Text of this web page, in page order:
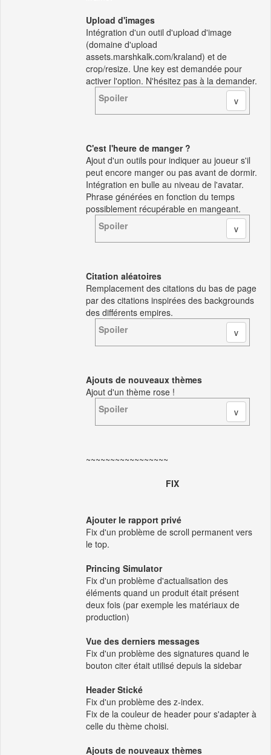
Upload d'images
Intégration d'un outil d'upload d'image
(domaine d'upload
assets.marshkalk.com/kraland) et de
crop/resize. Une key est demandée pour
activer l'option. N'hésitez pas à la demander.
Spoiler
C'est l'heure de manger ?
Ajout d'un outils pour indiquer au joueur s'il
peut encore manger ou pas avant de dormir.
Intégration en bulle au niveau de l'avatar.
Phrase générées en fonction du temps
possiblement récupérable en mangeant.
Spoiler
Citation aléatoires
Remplacement des citations du bas de page
par des citations inspirées des backgrounds
des différents empires.
Spoiler
Ajouts de nouveaux thèmes
Ajout d'un thème rose !
Spoiler
~~~~~~~~~~~~~~~~~
FIX
Ajouter le rapport privé
Fix d'un problème de scroll permanent vers
le top.
Princing Simulator
Fix d'un problème d'actualisation des
éléments quand un produit était présent
deux fois (par exemple les matériaux de
production)
Vue des derniers messages
Fix d'un problème des signatures quand le
bouton citer était utilisé depuis la sidebar
Header Stické
Fix d'un problème des z-index.
Fix de la couleur de header pour s'adapter à
celle du thème choisi.
Ajouts de nouveaux thèmes